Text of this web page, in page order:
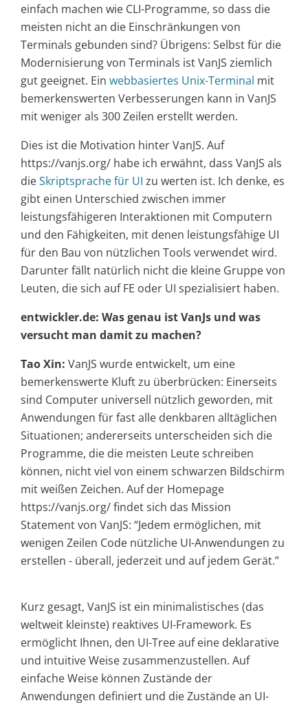
einfach machen wie CLI-Programme, so dass die
meisten nicht an die Einschränkungen von
Terminals gebunden sind? Übrigens: Selbst für die
Modernisierung von Terminals ist VanJS ziemlich
gut geeignet. Ein webbasiertes Unix-Terminal mit
bemerkenswerten Verbesserungen kann in VanJS
mit weniger als 300 Zeilen erstellt werden.
Dies ist die Motivation hinter VanJS. Auf
https://vanjs.org/ habe ich erwähnt, dass VanJS als
dieSkriptsprache für UI zu werten ist. Ich denke, es
gibt einen Unterschied zwischen immer
leistungsfähigeren Interaktionen mit Computern
und den Fähigkeiten, mit denen leistungsfähige UI
für den Bau von nützlichen Tools verwendet wird.
Darunter fällt natürlich nicht die kleine Gruppe von
Leuten, die sich auf FE oder UI spezialisiert haben.
entwickler.de: Was genau ist VanJs und was
versucht man damit zu machen?
Tao Xin: VanJS wurde entwickelt, um eine
bemerkenswerte Kluft zu überbrücken: Einerseits
sind Computer universell nützlich geworden, mit
Anwendungen für fast alle denkbaren alltäglichen
Situationen; andererseits unterscheiden sich die
Programme, die die meisten Leute schreiben
können, nicht viel von einem schwarzen Bildschirm
mit weißen Zeichen. Auf der Homepage
https://vanjs.org/ findet sich das Mission
Statement von VanJS: “Jedem ermöglichen, mit
wenigen Zeilen Code nützliche UI-Anwendungen zu
erstellen - überall, jederzeit und auf jedem Gerät.”
Kurz gesagt, VanJS ist ein minimalistisches (das
weltweit kleinste) reaktives UI-Framework. Es
ermöglicht Ihnen, den UI-Tree auf eine deklarative
und intuitive Weise zusammenzustellen. Auf
einfache Weise können Zustände der
Anwendungen definiert und die Zustände an UI-